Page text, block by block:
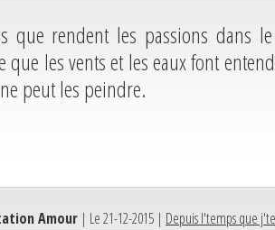
que rendent les passions dans
que les vents et les eaux font
peut les peindre.
Amour | Le 21-12-2015 | Depuis l'temps que